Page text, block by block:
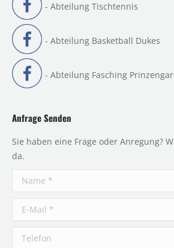
- Abteilung Tischtennis
- Abteilung Basketball Dukes
- Abteilung Fasching
Anfrage Senden
Sie haben eine Frage oder Anregung?
da.
Name *
E-Mail *
Telefon